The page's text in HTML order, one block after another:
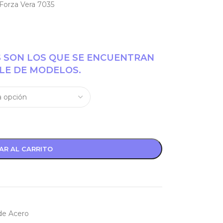
Vera 7035
LOS QUE SE ENCUENTRAN
DE MODELOS.
AL CARRITO
Acero